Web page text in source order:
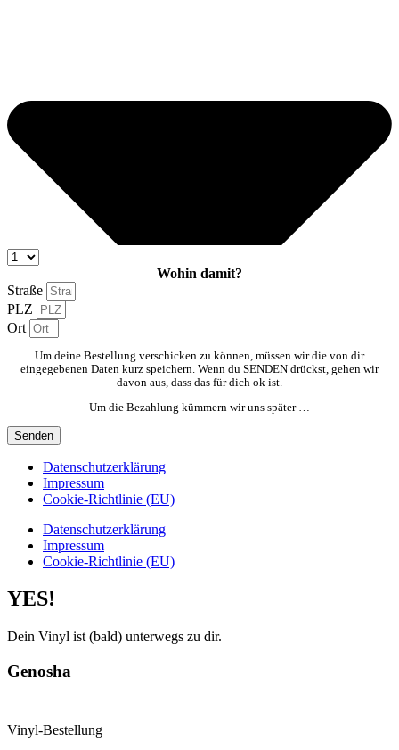
Wohin damit?
Straße
PLZ
Ort
Um deine Bestellung verschicken zu können, müssen wir die von dir
eingegebenen Daten kurz speichern. Wenn du SENDEN drückst, gehen wir
davon aus, dass das für dich ok ist.
Um die Bezahlung kümmern wir uns später …
Senden
Datenschutzerklärung
Impressum
Cookie-Richtlinie (EU)
Datenschutzerklärung
Impressum
Cookie-Richtlinie (EU)
YES!
Dein Vinyl ist (bald) unterwegs zu dir.
Genosha
Vinyl-Bestellung